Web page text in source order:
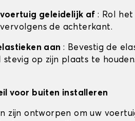
geleidelijk af : Rol
de achterkant.
aan : Bevestig de
stevig op zijn plaats te houden.
voor buiten installeren
zijn ontworpen om uw